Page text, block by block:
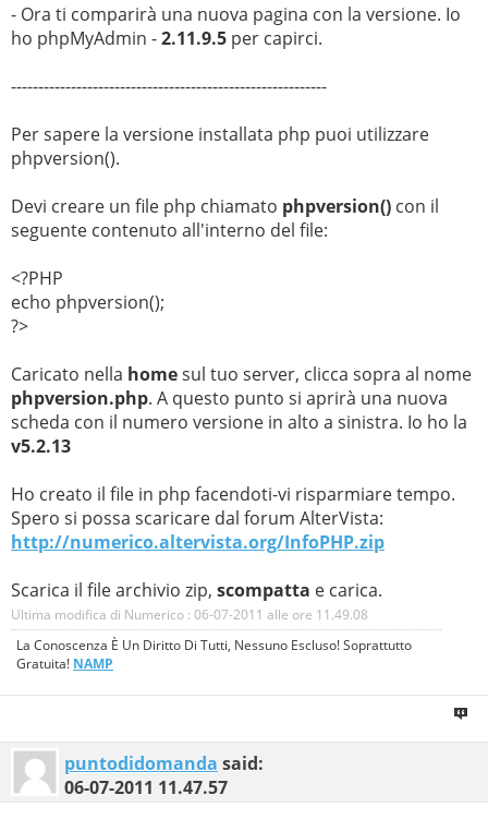
- Ora ti comparirà una nuova pagina con la versione. Io
ho phpMyAdmin -2.11.9.5 per capirci.
----------------------------------------------------------
Per sapere la versione installata php puoi utilizzare
phpversion().
Devi creare un file php chiamato phpversion() con il
seguente contenuto all'interno del file:
<?PHP
echo phpversion();
?>
Caricato nella homesul tuo server, clicca sopra al nome
phpversion.php. A questo punto si aprirà una nuova
scheda con il numero versione in alto a sinistra. Io ho la
v5.2.13
Ho creato il file in php facendoti-vi risparmiare tempo.
Spero si possa scaricare dal forum AlterVista:
http://numerico.altervista.org/InfoPHP.zip
Scarica il file archivio zip, scompatta e carica.
Ultima modifica di Numerico : 06-07-2011 alle ore 11.49.08
La Conoscenza È Un Diritto Di Tutti, Nessuno Escluso! Soprattutto
Gratuita! NAMP
puntodidomanda said:
06-07-2011 11.47.57